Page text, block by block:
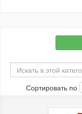
Сортировать по